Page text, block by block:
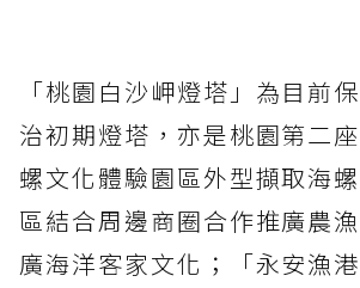
「桃園白沙岬燈塔」為目前
治初期燈塔，亦是桃園第二
螺文化體驗園區外型擷取海
區結合周邊商圈合作推廣農
廣海洋客家文化；「永安漁